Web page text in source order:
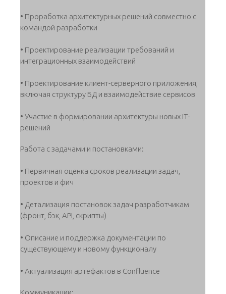
• Проработка архитектурных решений совместно с
командой разработки
• Проектирование реализации требований и
интеграционных взаимодействий
• Проектирование клиент-серверного приложения,
включая структуру БД и взаимодействие сервисов
• Участие в формировании архитектуры новых IT-
решений
Работа с задачами и постановками:
• Первичная оценка сроков реализации задач,
проектов и фич
• Детализация постановок задач разработчикам
(фронт, бэк, API, скрипты)
• Описание и поддержка документации по
существующему и новому функционалу
• Актуализация артефактов в Confluence
Коммуникации: